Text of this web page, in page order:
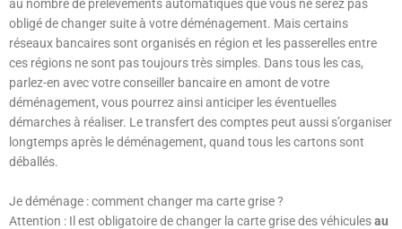
au nombre de prélèvements automatiques que vous ne serez pas
obligé de changer suite à votre déménagement. Mais certains
réseaux bancaires sont organisés en région et les passerelles entre
ces régions ne sont pas toujours très simples. Dans tous les cas,
parlez-en avec votre conseiller bancaire en amont de votre
déménagement, vous pourrez ainsi anticiper les éventuelles
démarches à réaliser. Le transfert des comptes peut aussi s’organiser
longtemps après le déménagement, quand tous les cartons sont
déballés.
Je déménage : comment changer ma carte grise ?
Attention : Il est obligatoire de changer la carte grise des véhiculesau